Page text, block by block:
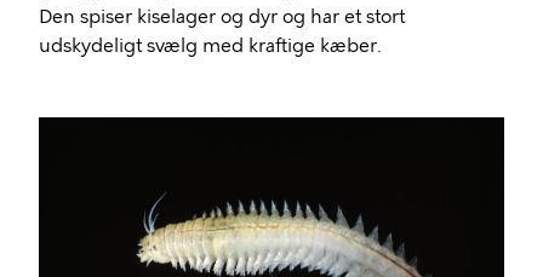
Den spiser kiselager og dyr og har et stort
udskydeligt svælg med kraftige kæber.